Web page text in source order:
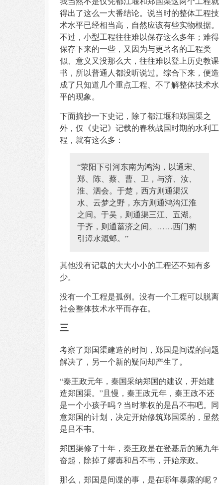
得出了这么一大番结论。说当时的整体工程技
术水平已经相当高，自然应该有些实物根据。
不过，小型工程往往难以保存这么多年；难得
保存下来的一些，又因为与更著名的工程类
似、意义又没那么大，往往难以登上历史教课
书，所以普通人都没听说过。综合下来，便造
成了只知道几个重点工程、不了解整体技术水
平的现象。
下面摘抄一下史记，除了都江堰和郑国渠之
外，仅《史记》记载的春秋战国时期的水利工
程，就有这么多：
“荥阳下引河东南为鸿沟，以通宋、
郑、陈、蔡、曹、卫，与济、汝、
淮、泗会。于楚，西方则通渠汉
水、云梦之野，东方则通鸿沟江淮
之间。于吴，则通渠三江、五湖。
于齐，则通菑济之间。……西门豹
引漳水溉邺。”
其他没有记载的大大小小的工程还不知有多
少。
没有一个工程是孤例。没有一个工程可以脱离
社会整体技术水平而存在。
三
考察了郑国渠建造的时间，郑国是间谍的问题
解决了，另一个新的疑问却产生了。
“秦王政元年，秦国采纳郑国的建议，开始建
造郑国渠。”且慢，秦王政元年，秦王政不还
是一个小孩子吗？当时掌权的是吕不韦吧。同
意郑国的计划，决定开始修筑郑国渠的，显然
是吕不韦。
郑国渠修了十年，秦王政是在登基后的第九年
奋起，除掉了嫪毐和吕不韦，开始亲政。
那么，郑国是间谍的事，是在哪年暴露的呢？